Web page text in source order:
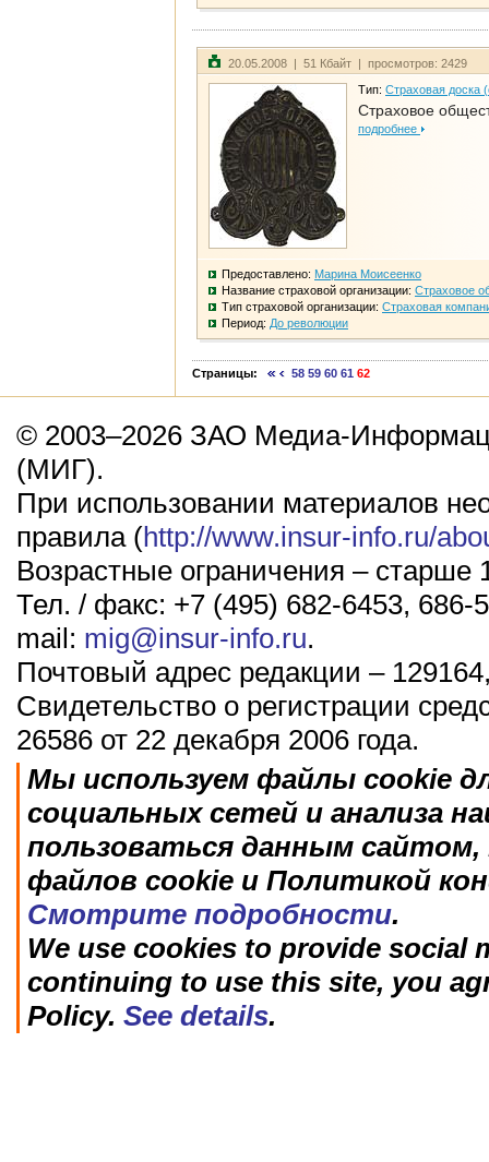
20.05.2008 | 51 Кбайт | просмотров: 2429
Тип: Страховая доска
Страховое
подробнее
Предоставлено: Марина Моисеенко
Название страховой организации: Страховое
Тип страховой организации: Страховая
Период: До революции
Страницы: 58 59 60 61 62
© 2003–2026 ЗАО Медиа-
(МИГ).
При использовании материалов
правила (http://www.insur-info.ru/
Возрастные ограничения – старше
Тел. / факс: +7 (495) 682-6453, 686-
mail: mig@insur-info.ru.
Почтовый адрес редакции –
Свидетельство о регистрации
26586 от 22 декабря 2006 года.
Мы используем файлы cookie
социальных сетей и анализа
пользоваться данным
файлов cookie и Политикой
Смотрите подробности.
We use cookies to provide social
continuing to use this site, you
Policy. See details.